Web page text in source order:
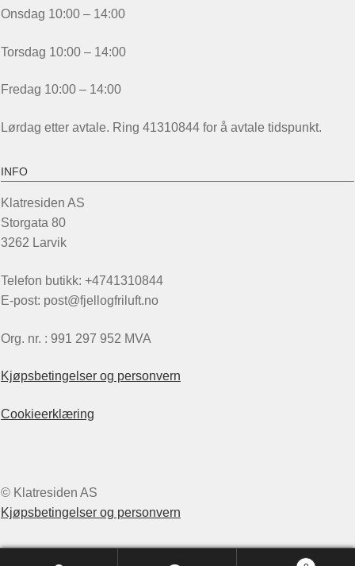
Onsdag 10:00 – 14:00
Torsdag 10:00 – 14:00
Fredag 10:00 – 14:00
Lørdag etter avtale. Ring 41310844 for å avtale tidspunkt.
INFO
Klatresiden AS
Storgata 80
3262 Larvik
Telefon butikk: +4741310844
E-post: post@fjellogfriluft.no
Org. nr. : 991 297 952 MVA
Kjøpsbetingelser og personvern
Cookieerklæring
© Klatresiden AS
Kjøpsbetingelser og personvern